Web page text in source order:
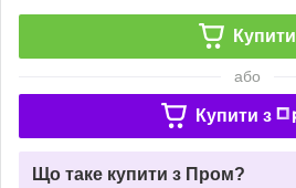
Купити
або
Купити з
Що таке купити з Пром?